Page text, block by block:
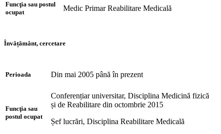
Funcţia sau postul
ocupat
Medic Primar Reabilitare Medicală
Învățământ, cercetare
Perioada Din mai 2005 până în prezent
Funcţia sau
postul ocupat
Conferențiar universitar, Disciplina Medicină fizică
și de Reabilitare din octombrie 2015
Șef lucrări, Disciplina Reabilitare Medicală